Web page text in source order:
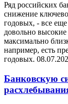
Ряд российских
снижение
годовых, - все
довольно
максимально
например, есть
годовых.
Банковскую